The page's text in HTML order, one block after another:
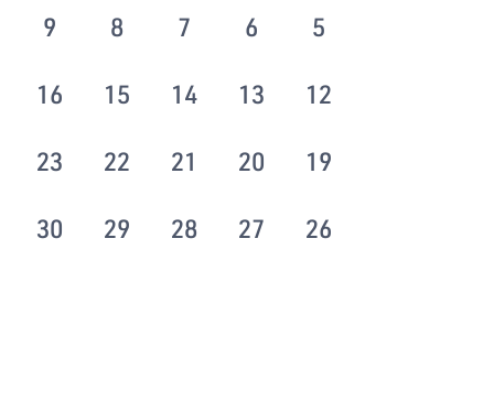
5
6
7
8
9
12
13
14
15
16
19
20
21
22
23
26
27
28
29
30